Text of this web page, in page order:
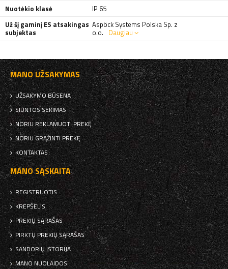
Nuotėkio klasė
IP 65
Už šį gaminį ES atsakingas
subjektas
Aspöck Systems Polska Sp. z
o.o. Daugiau
MANO UŽSAKYMAS
UŽSAKYMO BŪSENA
SIUNTOS SEKIMAS
NORIU REKLAMUOTI PREKĘ
NORIU GRĄŽINTI PREKĘ
KONTAKTAS
MANO SĄSKAITA
REGISTRUOTIS
KREPŠELIS
PREKIŲ SĄRAŠAS
PIRKTŲ PREKIŲ SĄRAŠAS
SANDORIŲ ISTORIJA
MANO NUOLAIDOS